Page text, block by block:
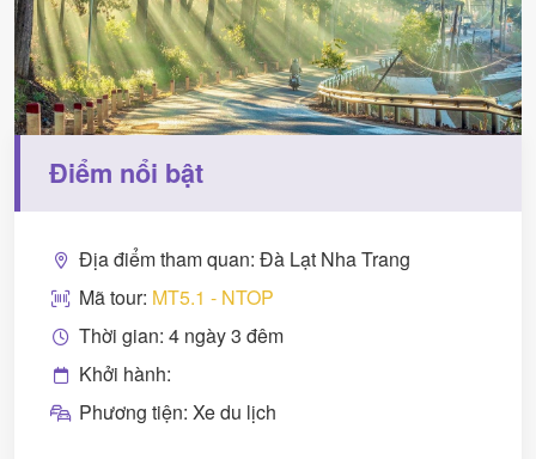
Điểm nổi bật
Địa điểm tham quan: Đà Lạt Nha Trang
Mã tour: MT5.1 - NTOP
Thời gian: 4 ngày 3 đêm
Khởi hành:
Phương tiện: Xe du lịch